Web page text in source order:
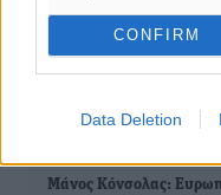
CONFIRM
Data Deletion
στήριξη στα κράτη -
αυστηρά για όσα έχει
Μάνος Κόνσολας: